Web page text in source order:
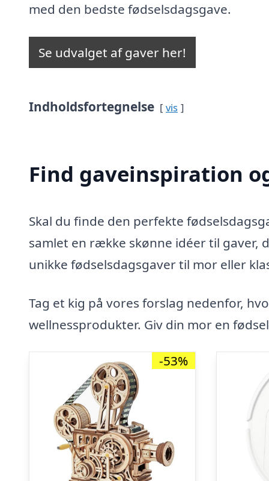
med den bedste fødselsdagsgave.
Se udvalget af gaver her!
Indholdsfortegnelse vis
Find gaveinspiration
Skal du finde den perfekte
samlet en række skønne idéer til gaver,
unikke fødselsdagsgaver til mor eller
Tag et kig på vores forslag nedenfor,
wellnessprodukter. Giv din mor en
-53%